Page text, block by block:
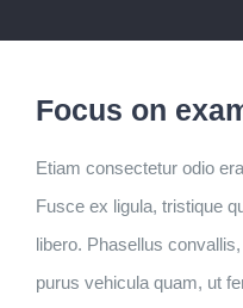
Focus on
Etiam consectetur odio
Fusce ex ligula, tristique
libero. Phasellus
purus vehicula quam, ut